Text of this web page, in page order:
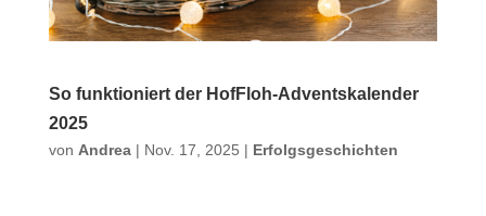
So funktioniert der HofFloh-Adventskalender
2025
von Andrea| Nov. 17, 2025 | Erfolgsgeschichten